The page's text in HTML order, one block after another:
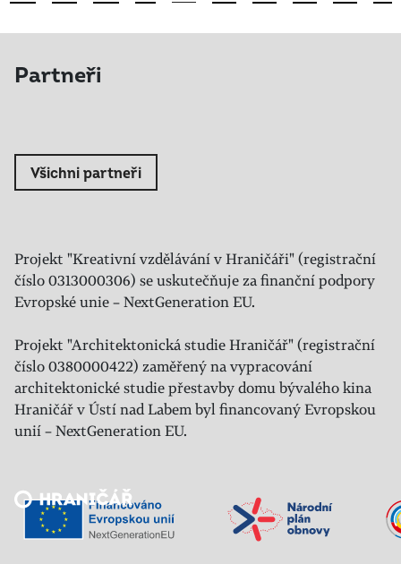
Partneři
Všichni partneři
Projekt "Kreativní vzdělávání v Hraničáři" (registrační
číslo 0313000306) se uskutečňuje za finanční podpory
Evropské unie – NextGeneration EU.
Projekt "Architektonická studie Hraničář" (registrační
číslo 0380000422) zaměřený na vypracování
architektonické studie přestavby domu bývalého kina
Hraničář v Ústí nad Labem byl financovaný Evropskou
unií – NextGeneration EU.
Veřejný sál Hraničář, spolek